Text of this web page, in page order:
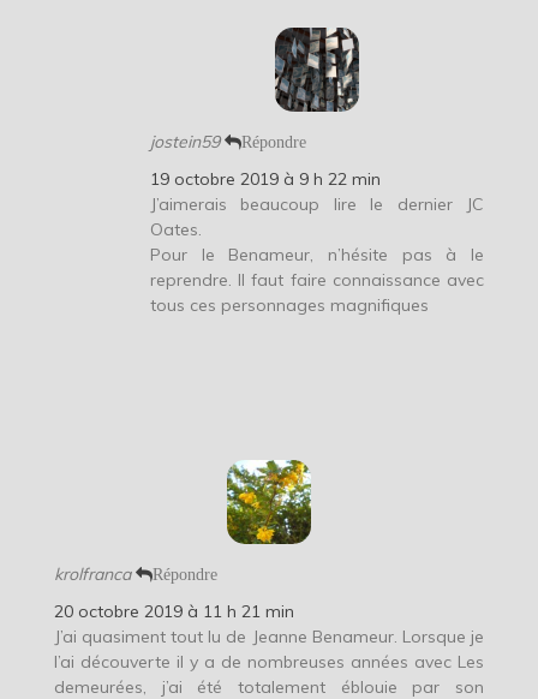
jostein59 Répondre
19 octobre 2019 à 9 h 22 min
J’aimerais beaucoup lire le dernier JC
Oates.
Pour le Benameur, n’hésite pas à le
reprendre. Il faut faire connaissance avec
tous ces personnages magnifiques
krolfranca Répondre
20 octobre 2019 à 11 h 21 min
J’ai quasiment tout lu de Jeanne Benameur. Lorsque je
l’ai découverte il y a de nombreuses années avec Les
demeurées, j’ai été totalement éblouie par son